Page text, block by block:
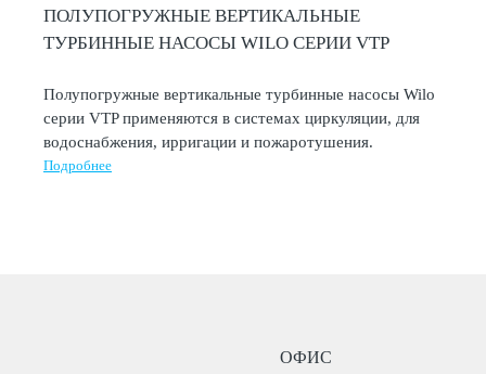
ПОЛУПОГРУЖНЫЕ ВЕРТИКАЛЬНЫЕ
ТУРБИННЫЕ НАСОСЫ WILO СЕРИИ VTP
Полупогружные вертикальные турбинные насосы Wilo
серии VTP применяются в системах циркуляции, для
водоснабжения, ирригации и пожаротушения.
Подробнее
ОФИС